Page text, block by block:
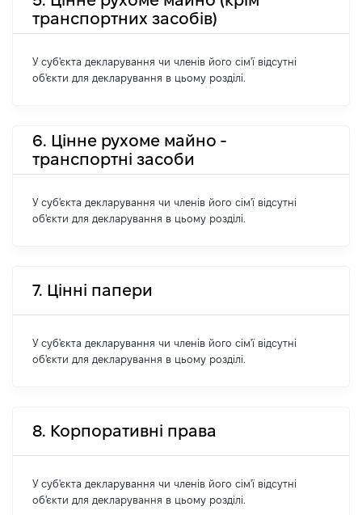
транспортних засобів)
У суб'єкта декларування чи членів його сім'ї відсутні
об'єкти для декларування в цьому розділі.
6. Цінне рухоме майно -
транспортні засоби
У суб'єкта декларування чи членів його сім'ї відсутні
об'єкти для декларування в цьому розділі.
7. Цінні папери
У суб'єкта декларування чи членів його сім'ї відсутні
об'єкти для декларування в цьому розділі.
8. Корпоративні права
У суб'єкта декларування чи членів його сім'ї відсутні
об'єкти для декларування в цьому розділі.